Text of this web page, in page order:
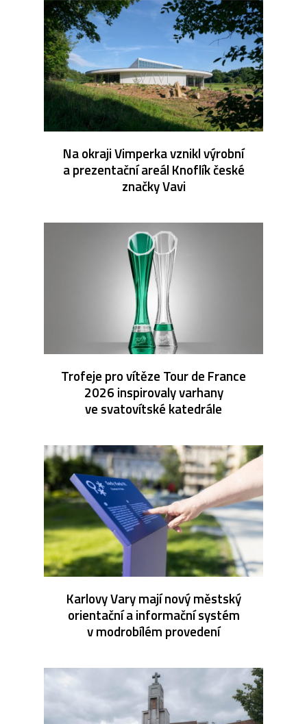
Na okraji Vimperka vznikl výrobní
a prezentační areál Knoflík české
značky Vavi
Trofeje pro vítěze Tour de France
2026 inspirovaly varhany
ve svatovítské katedrále
Karlovy Vary mají nový městský
orientační a informační systém
v modrobílém provedení